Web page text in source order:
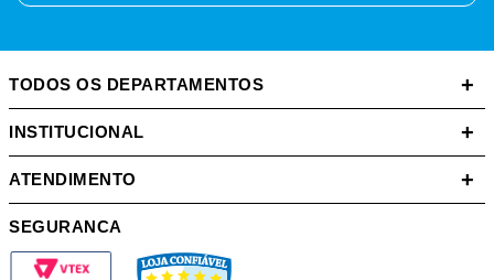
TODOS OS DEPARTAMENTOS +
INSTITUCIONAL +
ATENDIMENTO +
SEGURANCA